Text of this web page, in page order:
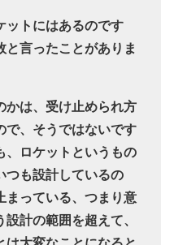
ットにはあるのです
言ったことがありま
かは、受け止められ方
で、そうではないです
、ロケットというもの
つも設計しているの
まっている、つまり意
計の範囲を超えて、